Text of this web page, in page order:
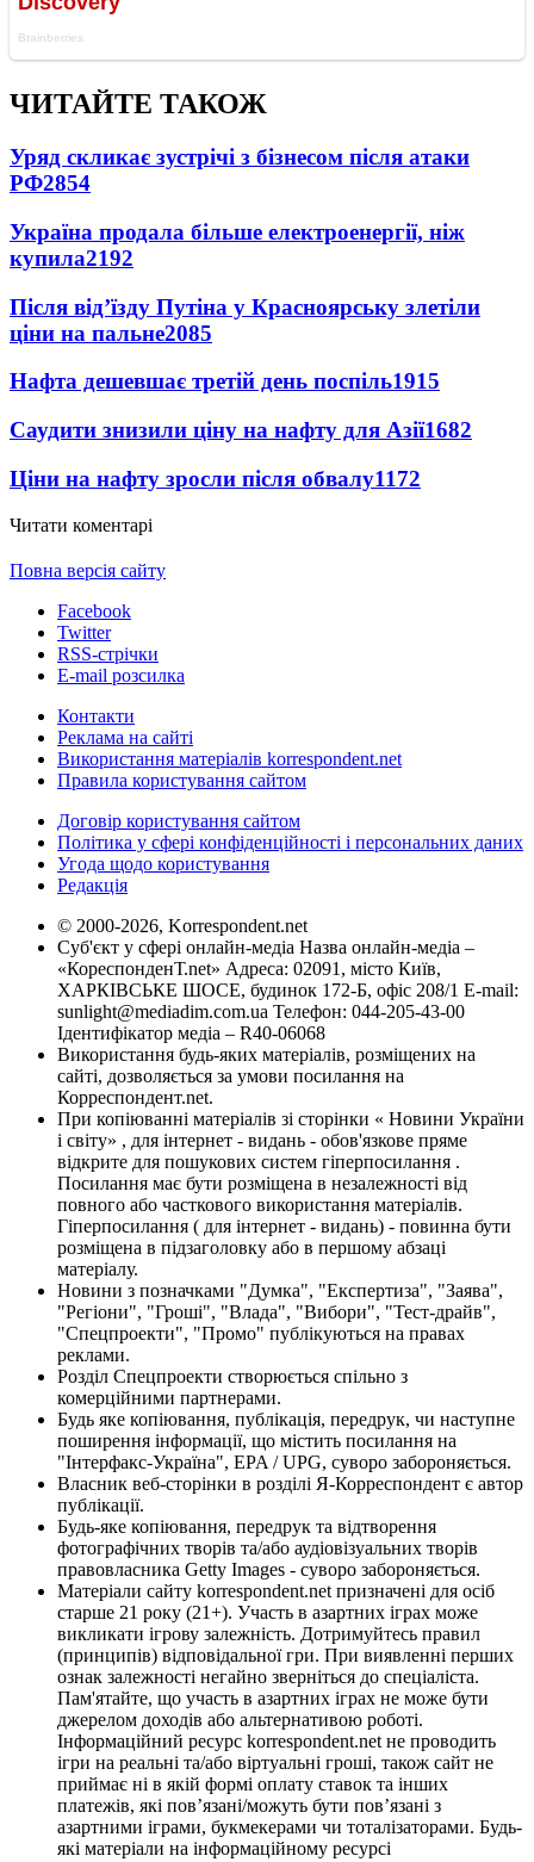
ЧИТАЙТЕ ТАКОЖ
Уряд скликає зустрічі з бізнесом після атаки
РФ2854
Україна продала більше електроенергії, ніж
купила2192
Після від’їзду Путіна у Красноярську злетіли
ціни на пальне2085
Нафта дешевшає третій день поспіль1915
Саудити знизили ціну на нафту для Азії1682
Ціни на нафту зросли після обвалу1172
Читати коментарі
Повна версія сайту
Facebook
Twitter
RSS-стрічки
E-mail розсилка
Контакти
Реклама на сайті
Використання матеріалів korrespondent.net
Правила користування сайтом
Договір користування сайтом
Політика у сфері конфіденційності і персональних даних
Угода щодо користування
Редакція
© 2000-2026, Korrespondent.net
Суб'єкт у сфері онлайн-медіа Назва онлайн-медіа –
«КореспонденТ.net» Адреса: 02091, місто Київ,
ХАРКІВСЬКЕ ШОСЕ, будинок 172-Б, офіс 208/1 E-mail:
sunlight@mediadim.com.ua Телефон: 044-205-43-00
Ідентифікатор медіа – R40-06068
Використання будь-яких матеріалів, розміщених на
сайті, дозволяється за умови посилання на
Корреспондент.net.
При копіюванні матеріалів зі сторінки « Новини України
і світу» , для інтернет - видань - обов'язкове пряме
відкрите для пошукових систем гіперпосилання .
Посилання має бути розміщена в незалежності від
повного або часткового використання матеріалів.
Гіперпосилання ( для інтернет - видань) - повинна бути
розміщена в підзаголовку або в першому абзаці
матеріалу.
Новини з позначками "Думка", "Експертиза", "Заява",
"Регіони", "Гроші", "Влада", "Вибори", "Тест-драйв",
"Спецпроекти", "Промо" публікуються на правах
реклами.
Розділ Спецпроекти створюється спільно з
комерційними партнерами.
Будь яке копіювання, публікація, передрук, чи наступне
поширення інформації, що містить посилання на
"Інтерфакс-Україна", EPA / UPG, суворо забороняється.
Власник веб-сторінки в розділі Я-Корреспондент є автор
публікації.
Будь-яке копіювання, передрук та відтворення
фотографічних творів та/або аудіовізуальних творів
правовласника Getty Images - суворо забороняється.
Матеріали сайту korrespondent.net призначені для осіб
старше 21 року (21+). Участь в азартних іграх може
викликати ігрову залежність. Дотримуйтесь правил
(принципів) відповідальної гри. При виявленні перших
ознак залежності негайно зверніться до спеціаліста.
Пам'ятайте, що участь в азартних іграх не може бути
джерелом доходів або альтернативою роботі.
Інформаційний ресурс korrespondent.net не проводить
ігри на реальні та/або віртуальні гроші, також сайт не
приймає ні в якій формі оплату ставок та інших
платежів, які пов’язані/можуть бути пов’язані з
азартними іграми, букмекерами чи тоталізаторами. Будь-
які матеріали на інформаційному ресурсі